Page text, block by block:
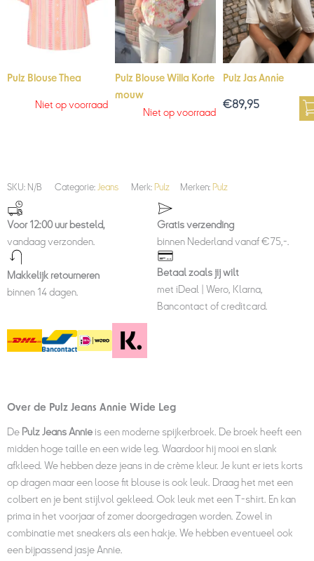
Pulz Blouse Thea
Niet op voorraad
Pulz Blouse Willa Korte
mouw
Niet op voorraad
Pulz Jas Annie
€89,95
SKU: N/B Categorie: Jeans Merk: Pulz Merken: Pulz
Voor 12:00 uur besteld,
vandaag verzonden.
Gratis verzending
binnen Nederland vanaf €75,-.
Makkelijk retourneren
binnen 14 dagen.
Betaal zoals jij wilt
met iDeal | Wero, Klarna,
Bancontact of creditcard.
Over de Pulz Jeans Annie Wide Leg
De Pulz Jeans Annieis een moderne spijkerbroek . De broek heeft een
midden hoge taille en een wide leg. Waardoor hij mooi en slank
afkleed. We hebben deze jeans in de crème kleur. Je kunt er iets korts
op dragen maar een loose fit blouse is ook leuk. Draag het met een
colbert en je bent stijlvol gekleed. Ook leuk met een T-shirt. En kan
prima in het voorjaar of zomer doorgedragen worden. Zowel in
combinatie met sneakers als een hakje. We hebben eventueel ook
een bijpassend jasje Annie.